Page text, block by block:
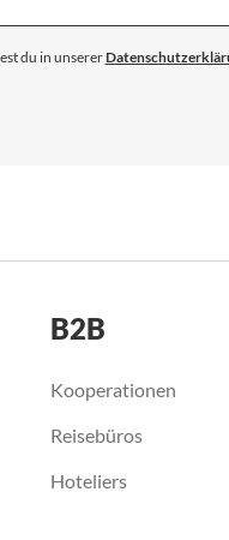
du in unserer
B2B
Kooperationen
Reisebüros
Hoteliers